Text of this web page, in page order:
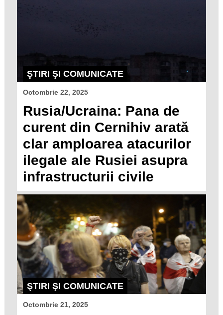
ŞTIRI ŞI COMUNICATE
Octombrie 22, 2025
Rusia/Ucraina: Pana de
curent din Cernihiv arată
clar amploarea atacurilor
ilegale ale Rusiei asupra
infrastructurii civile
ŞTIRI ŞI COMUNICATE
Octombrie 21, 2025